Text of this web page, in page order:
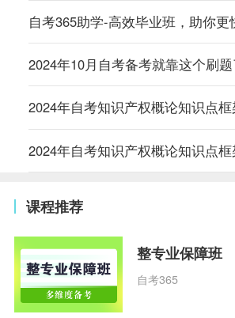
自考365助学-高效毕业班，助你更
2024年10月自考备考就靠这个刷
2024年自考知识产权概论知识点
2024年自考知识产权概论知识点
课程推荐
整专业保障班
自考365